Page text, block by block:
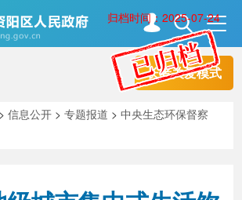
归档时间：2025-07-24
长者关爱模式
走进资阳
>信息公开 >专题报道 >中央生态环保督察